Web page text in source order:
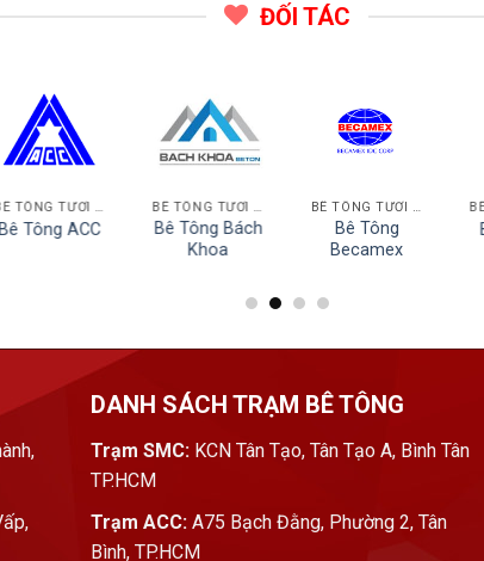
ĐỐI TÁC
BÊ TÔNG TƯƠI HCM
Bê Tông ACC
BÊ TÔNG TƯƠI LONG AN
Bê Tông Bách
Khoa
BÊ TÔNG TƯƠI BÌNH DƯƠNG
Bê Tông
Becamex
DANH SÁCH TRẠM BÊ TÔNG
Trạm SMC: KCN Tân Tạo, Tân Tạo A, Bình Tân
TP.HCM
Trạm ACC:A75 Bạch Đằng, Phường 2, Tân
Bình, TP.HCM